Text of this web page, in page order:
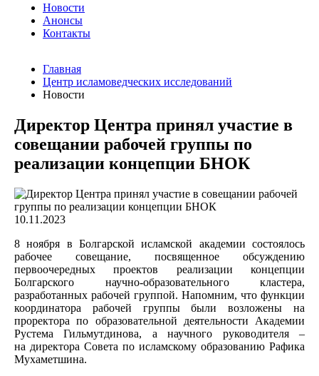
Новости
Анонсы
Контакты
Главная
Центр исламоведческих исследований
Новости
Директор Центра принял участие в
совещании рабочей группы по
реализации концепции БНОК
10.11.2023
8 ноября в Болгарской исламской академии состоялось
рабочее совещание, посвященное обсуждению
первоочередных проектов реализации концепции
Болгарского научно-образовательного кластера,
разработанных рабочей группой. Напомним, что функции
координатора рабочей группы были возложены на
проректора по образовательной деятельности Академии
Рустема Гильмутдинова, а научного руководителя –
на директора Совета по исламскому образованию Рафика
Мухаметшина.